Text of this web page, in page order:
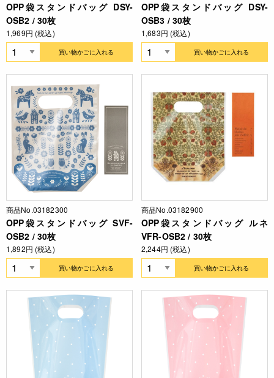
OPP袋スタンドバッグ DSY-
OSB2 / 30枚
1,969円 (税込)
買い物かごに入れる
OPP袋スタンドバッグ DSY-
OSB3 / 30枚
1,683円 (税込)
買い物かごに入れる
商品No.03182300
OPP袋スタンドバッグ SVF-
OSB2 / 30枚
1,892円 (税込)
買い物かごに入れる
商品No.03182900
OPP袋スタンドバッグ ルネ
VFR-OSB2 / 30枚
2,244円 (税込)
買い物かごに入れる